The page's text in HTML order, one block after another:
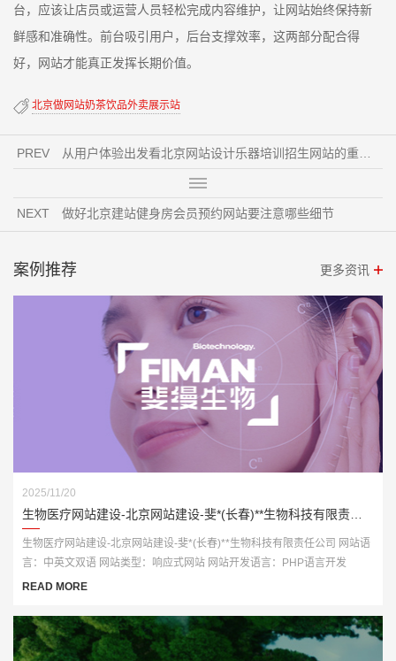
台，应该让店员或运营人员轻松完成内容维护，让网站始终保持新
鲜感和准确性。前台吸引用户，后台支撑效率，这两部分配合得
好，网站才能真正发挥长期价值。
北京做网站奶茶饮品外卖展示站
PREV
NEXT 做好北京建站健身房会员预约网站要注意哪些细节
案例推荐 更多资讯
2025/11/20
生物医疗网站建设-北京网站建设-斐*(长春)**生物科技有限责任公司 网站语
言：中英文双语 网站类型：响应式网站 网站开发语言：PHP语言开发
READ MORE